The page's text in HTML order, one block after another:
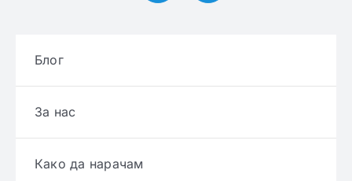
Блог
За нас
Како да нарачам